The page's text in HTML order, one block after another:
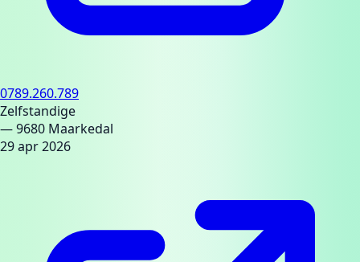
0789.260.789
Zelfstandige
— 9680 Maarkedal
29 apr 2026